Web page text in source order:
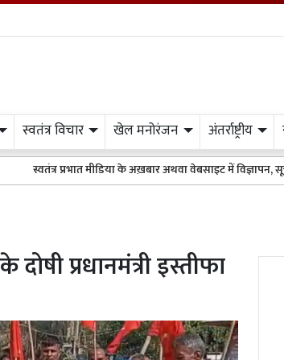
स्वतंत्र विचार खेल मनोरंजन अंतर्राष्ट्रीय
मीडिया के अख़बार अथवा वेबसाइट में विज्ञापन, सूचना अथवा
प्रधानमंत्री इस्तीफा